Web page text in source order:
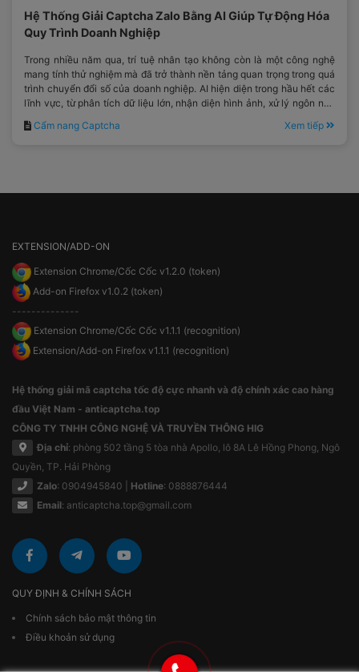
Hệ Thống Giải Captcha Zalo Bằng AI Giúp Tự Động Hóa
Quy Trình Doanh Nghiệp
Trong nhiều năm qua, trí tuệ nhân tạo không còn là một công nghệ
mang tính thử nghiệm mà đã trở thành nền tảng quan trọng trong quá
trình chuyển đổi số của doanh nghiệp. AI hiện diện trong hầu hết các
lĩnh vực, từ phân tích dữ liệu lớn, nhận diện hình ảnh, xử lý ngôn ngữ
tự nhiên cho đến tối ưu hóa quy trình vận hành.
Cẩm nang Captcha Xem tiếp
EXTENSION/ADD-ON
Extension Chrome/Cốc Cốc v1.2.0 (token)
Add-on Firefox v1.0.2 (token)
--------------
Extension Chrome/Cốc Cốc v1.1.1 (recognition)
Extension/Add-on Firefox v1.1.1 (recognition)
Hệ thống giải mã captcha tốc độ cực nhanh và độ chính xác cao hàng
đầu Việt Nam - anticaptcha.top
CÔNG TY TNHH CÔNG NGHỆ VÀ TRUYỀN THÔNG HIG
Địa chỉ: phòng 502 tầng 5 tòa nhà Apollo, lô 8A Lê Hồng Phong, Ngô
Quyền, TP. Hải Phòng
Zalo: 0904945840 | Hotline: 0888876444
Email: anticaptcha.top@gmail.com
QUY ĐỊNH & CHÍNH SÁCH
Chính sách bảo mật thông tin
Điều khoản sử dụng